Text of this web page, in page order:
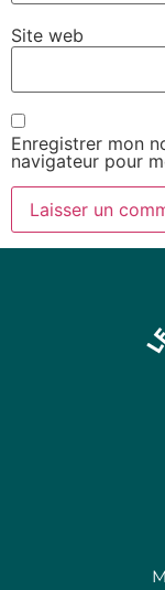
Site web
Enregistrer mon
navigateur pour